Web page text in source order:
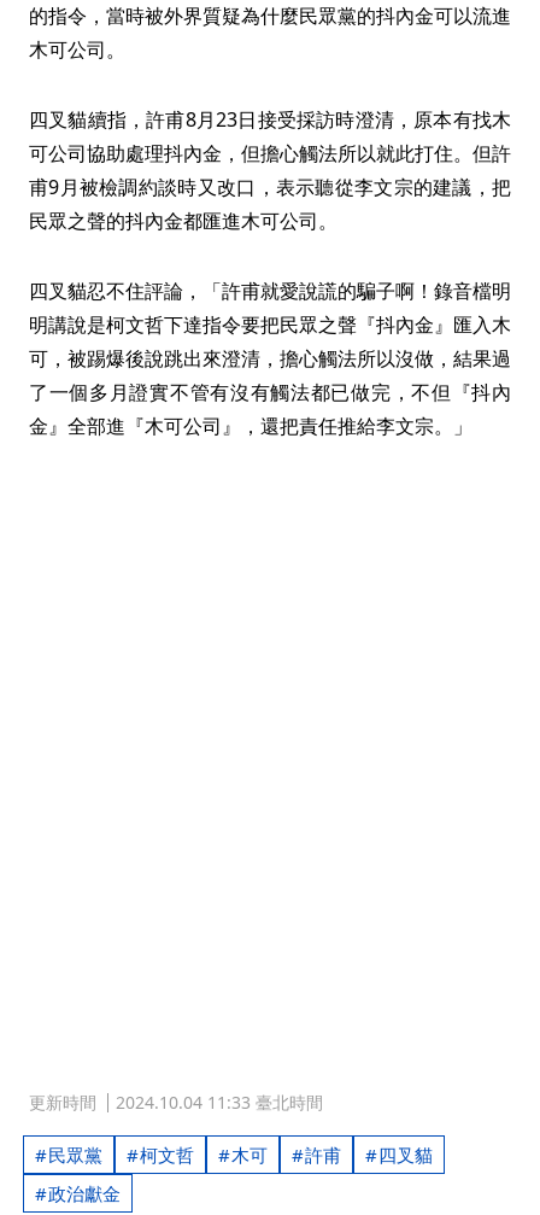
的指令，當時被外界質疑為什麼民眾黨的抖內金可以流進
木可公司。
四叉貓續指，許甫8月23日接受採訪時澄清，原本有找木
可公司協助處理抖內金，但擔心觸法所以就此打住。但許
甫9月被檢調約談時又改口，表示聽從李文宗的建議，把
民眾之聲的抖內金都匯進木可公司。
四叉貓忍不住評論，「許甫就愛說謊的騙子啊！錄音檔明
明講說是柯文哲下達指令要把民眾之聲『抖內金』匯入木
可，被踢爆後說跳出來澄清，擔心觸法所以沒做，結果過
了一個多月證實不管有沒有觸法都已做完，不但『抖內
金』全部進『木可公司』，還把責任推給李文宗。」
更新時間 2024.10.04 11:33 臺北時間
民眾黨 柯文哲 木可 許甫
四叉貓
政治獻金